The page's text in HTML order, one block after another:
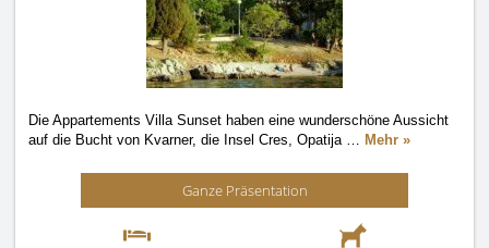
Die Appartements Villa Sunset haben eine wunderschöne Aussicht
auf die Bucht von Kvarner, die Insel Cres, Opatija … Mehr »
Ganze Präsentation